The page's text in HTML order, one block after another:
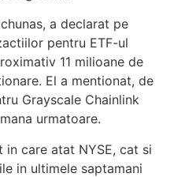
a declarat pe
pentru ETF-ul
11 milioane de
El a mentionat, de
Grayscale Chainlink
urmatoare.
in care atat NYSE, cat si
in ultimele saptamani